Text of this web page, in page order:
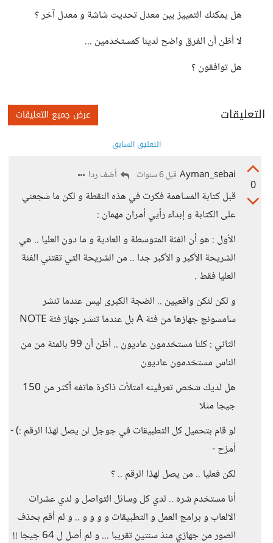
هل يمكنك التمييز بين معدل تحديث شاشة و معدل آخر ؟
لا أظن أن الفرق واضح لدينا كمستخدمين ...
هل توافقون ؟
التعليقات عرض جميع التعليقات
التعليق السابق
0
Ayman_sebai قبل 6 سنوات أضف ردا
قبل كتابة المساهمة فكرت في هذه النقطة و لكن ما شجعني
على الكتابة و إبداء رأيي أمران مهمان :
الأول : هو أن الفئة المتوسطة و العادية و ما دون العليا .. هي
الشريحة الأكبر و الأكبر جدا .. من الشريحة التي تقتني الفئة
العليا فقط .
و لكن لنكن واقعيين .. الضجة الكبرى ليس عندما تنشر
سامسونج جهازها من فئة A بل عندما تنشر جهاز فئة NOTE
الثاني : كلنا مستخدمون عاديون .. أظن أن 99 بالمئة من من
الناس مستخدمون عاديون
هل لديك شخص تعرفينه امتلأت ذاكرة هاتفه أكثر من 150
جيجا مثلا
لو قام بتحميل كل التطبيقات في جوجل لن يصل لهذا الرقم :) -
أمزح -
لكن فعليا .. من يصل لهذا الرقم .. ؟
أنا مستخدم شره .. لدي كل وسائل التواصل و لدي عشرات
الالعاب و برامج العمل و التطبيقات و و و و .. و لم أقم بحذف
الصور من جهازي منذ سنتين تقريبا ... و لم أصل ل 64 جيجا !!